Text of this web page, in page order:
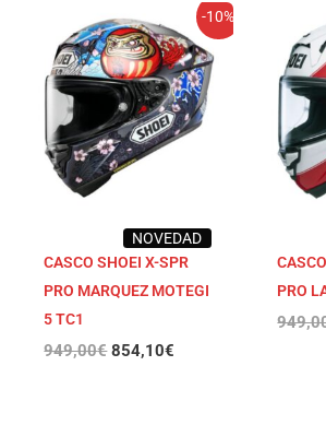
-10%
NOVEDAD
CASCO SHOEI X-SPR
PRO MARQUEZ MOTEGI
5 TC1
949,00€
precio
original
era:
949,00€.
854,10€
precio
actual
es:
854,10€.
PRO